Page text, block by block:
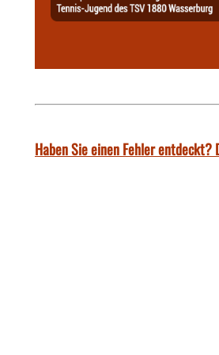
Haben Sie einen Fehler entdeckt?